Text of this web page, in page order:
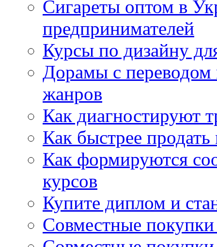
Сигареты оптом в
предпринимателей
Курсы по дизайну
Дорамы с переводом
жанров
Как диагностируют
Как быстрее
Как формируются
курсов
Купите диплом и
Совместные